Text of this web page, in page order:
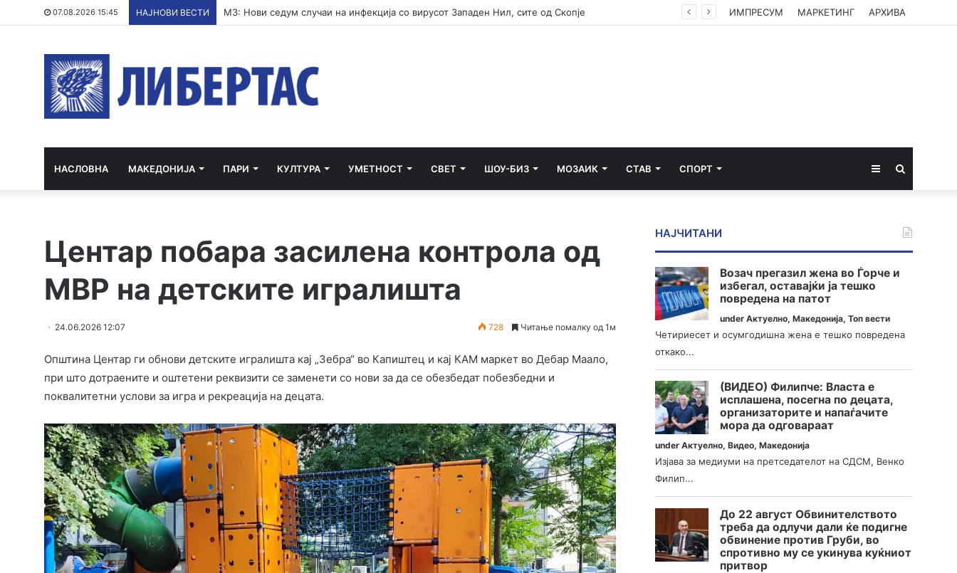
07.08.2026 15:45 НАЈНОВИ ВЕСТИ Полската опозиција предлага депортација на невработени Украинци од 25 до 60 години ИМПРЕСУМ МАРКЕТИНГ АРХИВА
НАСЛОВНА МАКЕДОНИЈА ПАРИ КУЛТУРА УМЕТНОСТ СВЕТ ШОУ-БИЗ МОЗАИК СТАВ СПОРТ Sidebar
Центар побара засилена контрола од
МВР на детските игралишта
24.06.2026 12:07 728 Читање помалку од 1м
Општина Центар ги обнови детските игралишта кај „Зебра“ во Капиштец и кај КАМ маркет во Дебар Маало,
при што дотраените и оштетени реквизити се заменети со нови за да се обезбедат побезбедни и
поквалитетни услови за игра и рекреација на децата.
НАЈЧИТАНИ
Возач прегазил жена во Ѓорче и
избегал, оставајќи ја тешко
повредена на патот
underАктуелно,Македонија,Топ вести
Четириесет и осумгодишна жена е тешко повредена
откако...
(ВИДЕО) Филипче: Власта е
исплашена, посегна по децата,
организаторите и напаѓачите
мора да одговараат
underАктуелно,Видео,Македонија
Изјава за медиуми на претседателот на СДСМ, Венко
Филип...
До 22 август Обвинителството
треба да одлучи дали ќе подигне
обвинение против Груби, во
спротивно му се укинува куќниот
притвор